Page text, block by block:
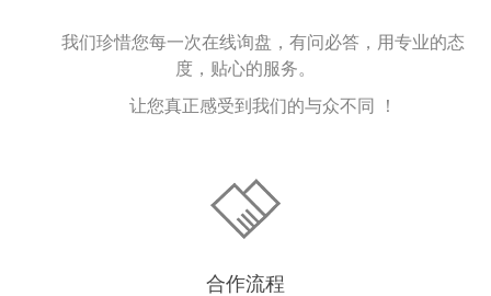
我们珍惜您每一次在线询盘，有问必答，用专业的态
度，贴心的服务。
让您真正感受到我们的与众不同 ！
合作流程